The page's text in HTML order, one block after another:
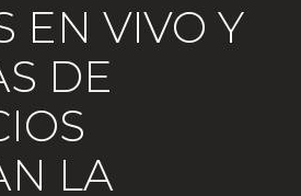
EN VIVO Y
DE
LA